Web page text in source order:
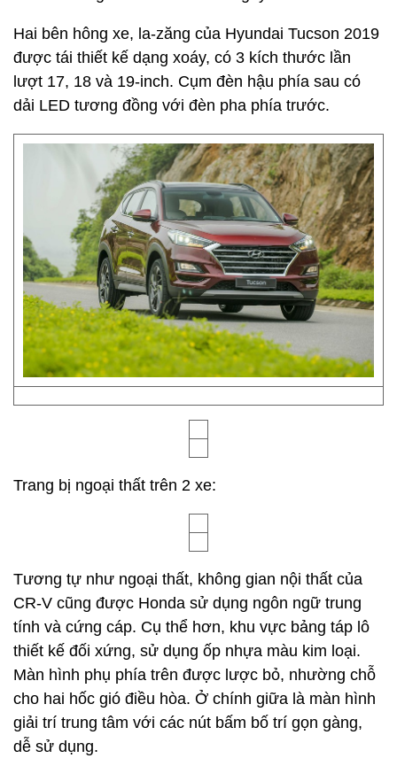
Hai bên hông xe, la-zăng của Hyundai Tucson 2019
được tái thiết kế dạng xoáy, có 3 kích thước lần
lượt 17, 18 và 19-inch. Cụm đèn hậu phía sau có
dải LED tương đồng với đèn pha phía trước.
Trang bị ngoại thất trên 2 xe:
Tương tự như ngoại thất, không gian nội thất của
CR-V cũng được Honda sử dụng ngôn ngữ trung
tính và cứng cáp. Cụ thể hơn, khu vực bảng táp lô
thiết kế đối xứng, sử dụng ốp nhựa màu kim loại.
Màn hình phụ phía trên được lược bỏ, nhường chỗ
cho hai hốc gió điều hòa. Ở chính giữa là màn hình
giải trí trung tâm với các nút bấm bố trí gọn gàng,
dễ sử dụng.